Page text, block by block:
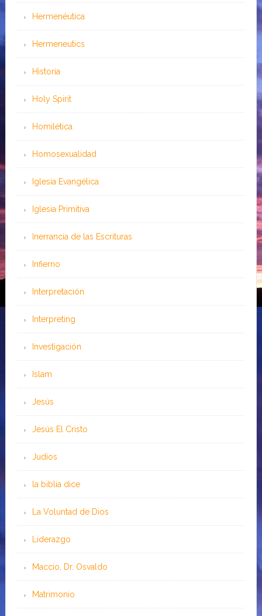
Hermenéutica
Hermeneutics
Historia
Holy Spirit
Homilética
Homosexualidad
Iglesia Evangélica
Iglesia Primitiva
Inerrancia de las Escrituras
Infierno
Interpretación
Interpreting
Investigación
Islam
Jesús
Jesús El Cristo
Judíos
la biblia dice
La Voluntad de Dios
Liderazgo
Maccio, Dr. Osvaldo
Matrimonio